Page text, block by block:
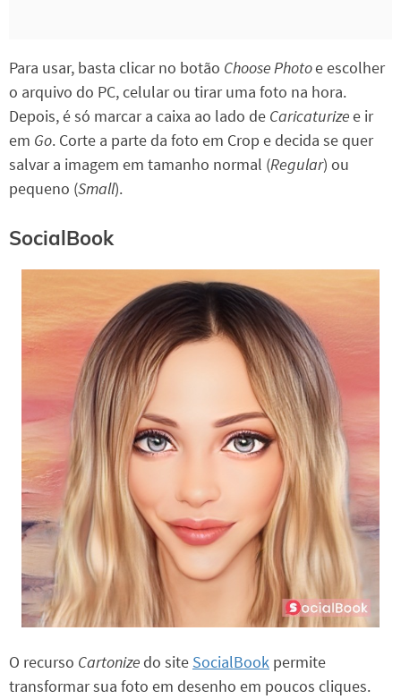
Para usar, basta clicar no botão Choose Photoe escolher
o arquivo do PC, celular ou tirar uma foto na hora.
Depois, é só marcar a caixa ao lado de Caricaturizee ir
em Go. Corte a parte da foto em Crop e decida se quer
salvar a imagem em tamanho normal (Regular) ou
pequeno (Small).
SocialBook
O recurso Cartonizedo site SocialBook permite
transformar sua foto em desenho em poucos cliques.